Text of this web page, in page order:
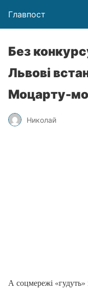
Главпост
Без
Львові
Моцарту-
Николай
А соцмережі